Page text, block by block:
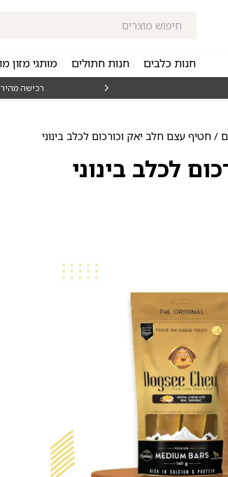
חנות כלבים חנות חתולים מותגי מזון
רכישה
/ חטיף עצם חלב יאק וכורכום לכלב בינוני
לכלב בינוני